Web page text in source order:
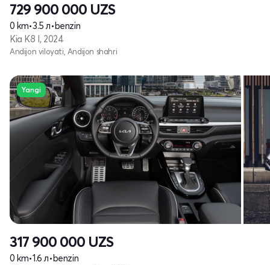
729 900 000 UZS
0 km•3.5 л•benzin
Kia K8 I, 2024
Andijon viloyati, Andijon shahri
Yangi
317 900 000 UZS
0 km•1.6 л•benzin